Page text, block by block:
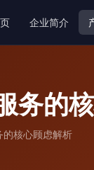
企业简介
务的
核心顾虑解析